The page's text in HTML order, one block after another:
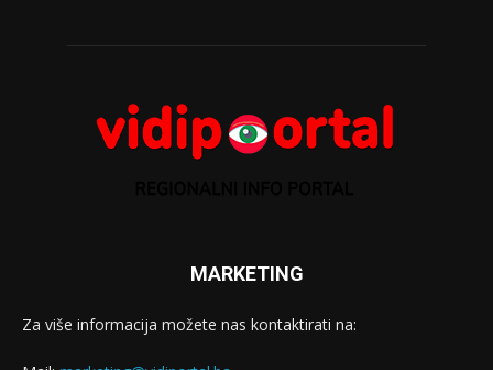
MARKETING
Za više informacija možete nas kontaktirati na: